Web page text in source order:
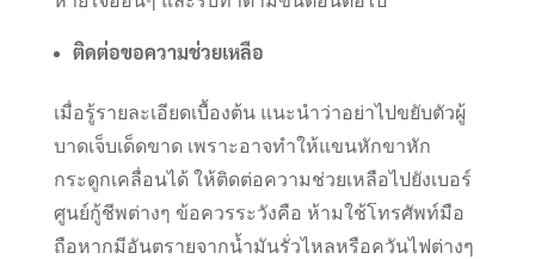
ติดต่อขอความช่วยเหลือ
เมื่อรู้รายละเอียดเบื้องต้น แนะนำว่าอย่าไปขยับตัวผู้
บาดเจ็บเด็ดขาด เพราะอาจทำให้แขนหักขาหัก
กระดูกเคลื่อนได้ ให้ติดต่อความช่วยเหลือไปยังเบอร์
ศูนย์กู้ชีพต่างๆ ข้อควรระวังคือ ห้ามใช้โทรศัพท์มือ
ถือหากมีอันตรายจากน้ำมันรั่วไหลหรือควันไฟต่างๆ